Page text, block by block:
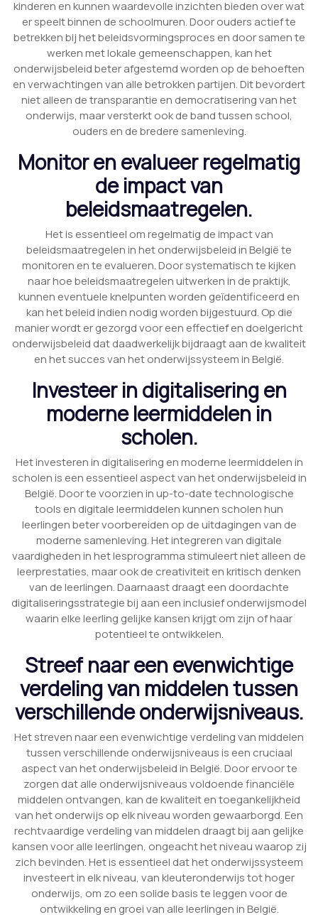
kinderen en kunnen waardevolle inzichten bieden over wat
er speelt binnen de schoolmuren. Door ouders actief te
betrekken bij het beleidsvormingsproces en door samen te
werken met lokale gemeenschappen, kan het
onderwijsbeleid beter afgestemd worden op de behoeften
en verwachtingen van alle betrokken partijen. Dit bevordert
niet alleen de transparantie en democratisering van het
onderwijs, maar versterkt ook de band tussen school,
ouders en de bredere samenleving.
Monitor en evalueer regelmatig
de impact van
beleidsmaatregelen.
Het is essentieel om regelmatig de impact van
beleidsmaatregelen in het onderwijsbeleid in België te
monitoren en te evalueren. Door systematisch te kijken
naar hoe beleidsmaatregelen uitwerken in de praktijk,
kunnen eventuele knelpunten worden geïdentificeerd en
kan het beleid indien nodig worden bijgestuurd. Op die
manier wordt er gezorgd voor een effectief en doelgericht
onderwijsbeleid dat daadwerkelijk bijdraagt aan de kwaliteit
en het succes van het onderwijssysteem in België.
Investeer in digitalisering en
moderne leermiddelen in
scholen.
Het investeren in digitalisering en moderne leermiddelen in
scholen is een essentieel aspect van het onderwijsbeleid in
België. Door te voorzien in up-to-date technologische
tools en digitale leermiddelen kunnen scholen hun
leerlingen beter voorbereiden op de uitdagingen van de
moderne samenleving. Het integreren van digitale
vaardigheden in het lesprogramma stimuleert niet alleen de
leerprestaties, maar ook de creativiteit en kritisch denken
van de leerlingen. Daarnaast draagt een doordachte
digitaliseringsstrategie bij aan een inclusief onderwijsmodel
waarin elke leerling gelijke kansen krijgt om zijn of haar
potentieel te ontwikkelen.
Streef naar een evenwichtige
verdeling van middelen tussen
verschillende onderwijsniveaus.
Het streven naar een evenwichtige verdeling van middelen
tussen verschillende onderwijsniveaus is een cruciaal
aspect van het onderwijsbeleid in België. Door ervoor te
zorgen dat alle onderwijsniveaus voldoende financiële
middelen ontvangen, kan de kwaliteit en toegankelijkheid
van het onderwijs op elk niveau worden gewaarborgd. Een
rechtvaardige verdeling van middelen draagt bij aan gelijke
kansen voor alle leerlingen, ongeacht het niveau waarop zij
zich bevinden. Het is essentieel dat het onderwijssysteem
investeert in elk niveau, van kleuteronderwijs tot hoger
onderwijs, om zo een solide basis te leggen voor de
ontwikkeling en groei van alle leerlingen in België.